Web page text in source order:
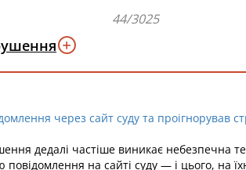
44/3025
через сайт суду та проігнорував
дедалі частіше виникає небезпечна
повідомлення на сайті суду — і цього, на